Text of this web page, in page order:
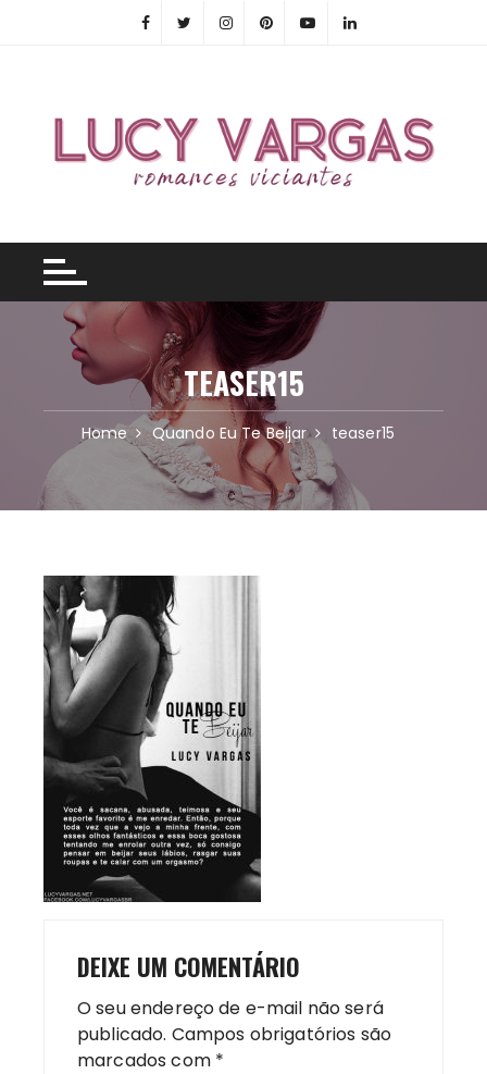
TEASER15
Home Quando Eu Te Beijar teaser15
DEIXE UM COMENTÁRIO
O seu endereço de e-mail não será
publicado. Campos obrigatórios são
marcados com *